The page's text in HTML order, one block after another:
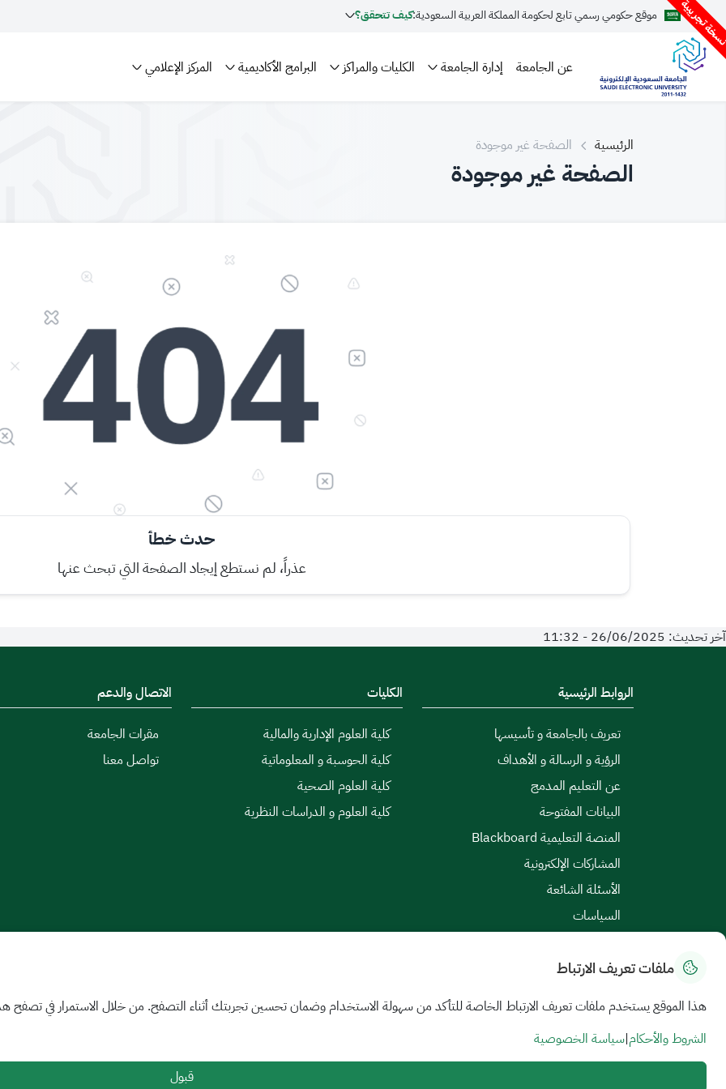
تجريبية موقع حكومي رسمي تابع لحكومة المملكة العربية السعودية:كيف تتحقق؟
عن الجامعة إدارة الجامعة الكليات والمراكز البرامج الأكاديمية المركز الإعلامي
الرئيسية الصفحة غير موجودة
الصفحة غير موجودة
حدث خطأ
عذراً، لم نستطع إيجاد الصفحة التي تبحث عنها
آخر تحديث: 26/06/2025 - 11:32
الروابط الرئيسية
تعريف بالجامعة و تأسيسها
الرؤية و الرسالة و الأهداف
عن التعليم المدمج
البيانات المفتوحة
المنصة التعليمية Blackboard
المشاركات الإلكترونية
الأسئلة الشائعة
السياسات
الكليات
كلية العلوم الإدارية والمالية
كلية الحوسبة و المعلوماتية
كلية العلوم الصحية
كلية العلوم و الدراسات النظرية
الاتصال والدعم
مقرات الجامعة
تواصل معنا
خريطة الموقع الشروط والأحكام | سياسة الخصوصية اتفاقية مستوى الخدمة
جميع الحقوق محفوظة للجامعة السعودية الإلكترونية © 2026
تم تطويره وصيانته بواسطة الجامعة السعودية الإلكترونية
ملفات تعريف الارتباط
هذا الموقع يستخدم ملفات تعريف الارتباط الخاصة للتأكد من سهولة الاستخدام وضمان تحسين تجربتك أثناء التصفح. من خلال الاستمرار في تصفح
الشروط والأحكام|سياسة الخصوصية
قبول